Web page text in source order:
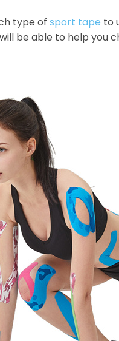
type ofsport tape to
be able to help you